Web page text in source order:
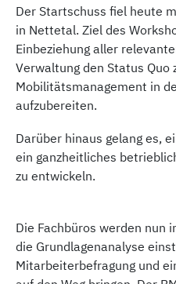
Der Startschuss fiel heute
in Nettetal. Ziel des
Einbeziehung aller
Verwaltung den Status
Mobilitätsmanagement in
aufzubereiten.
Darüber hinaus gelang es,
ein ganzheitliches
zu entwickeln.
Die Fachbüros werden nun
die Grundlagenanalyse
Mitarbeiterbefragung und